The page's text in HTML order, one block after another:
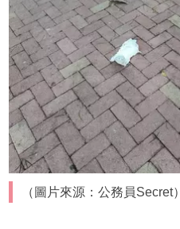
（圖片來源：公務員Secret）